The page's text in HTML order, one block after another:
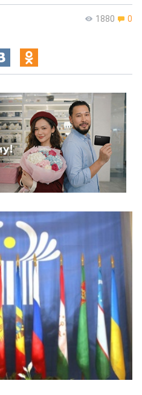
1880 0